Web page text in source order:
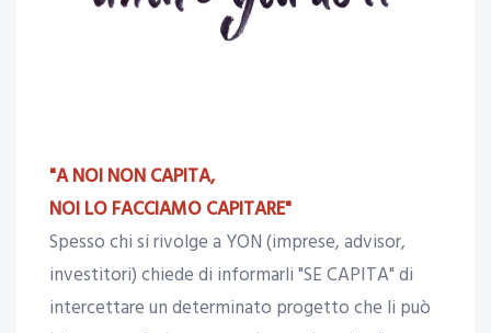
"A NOI NON CAPITA,
NOI LO FACCIAMO CAPITARE"
Spesso chi si rivolge a YON (imprese, advisor,
investitori) chiede di informarli "SE CAPITA" di
intercettare un determinato progetto che li può